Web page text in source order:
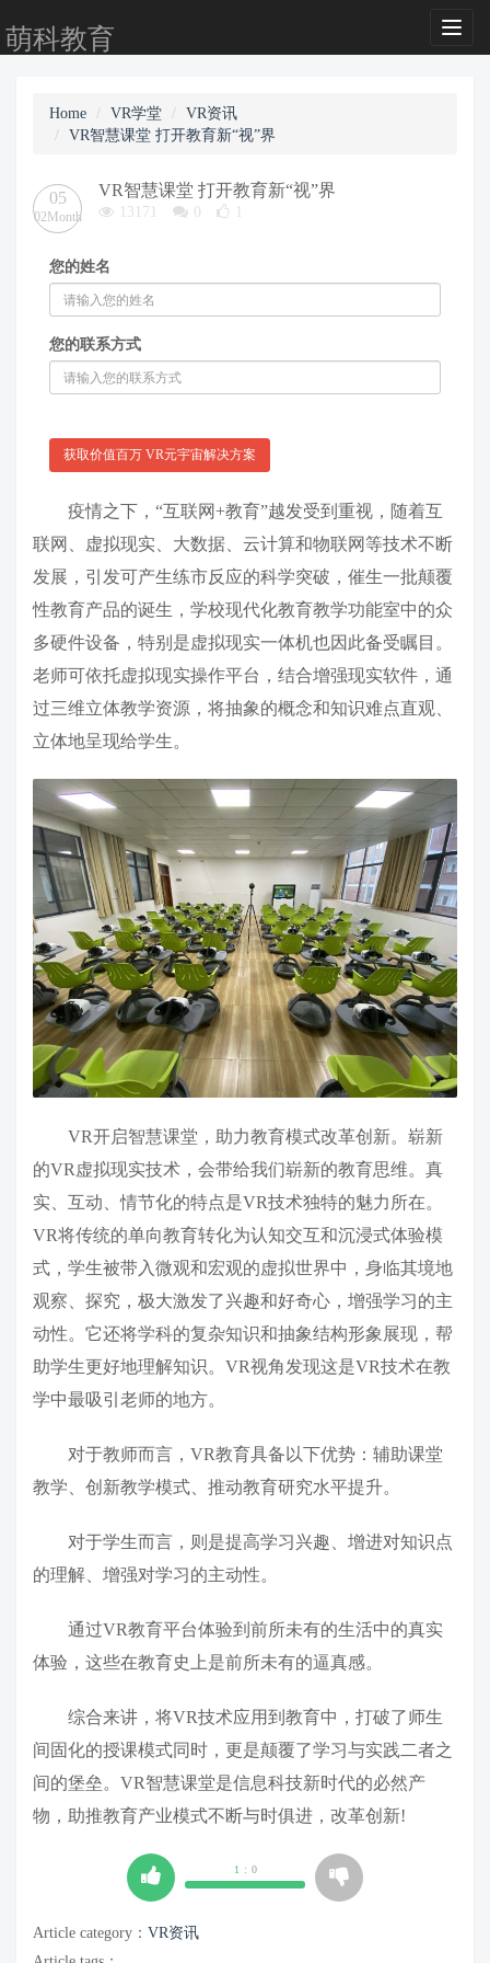
萌科教育
Home VR学堂
VR资讯
VR智慧课堂 打开教育新“视”界
05
02Month
VR智慧课堂 打开教育新“视”界
13171 0
您的姓名
您的联系方式
获取价值百万 VR元宇宙解决方案
疫情之下，“互联网+教育”越发受到重视，随着互
联网、虚拟现实、大数据、云计算和物联网等技术不断
发展，引发可产生练市反应的科学突破，催生一批颠覆
性教育产品的诞生，学校现代化教育教学功能室中的众
多硬件设备，特别是虚拟现实一体机也因此备受瞩目。
老师可依托虚拟现实操作平台，结合增强现实软件，通
过三维立体教学资源，将抽象的概念和知识难点直观、
立体地呈现给学生。
VR开启智慧课堂，助力教育模式改革创新。崭新
的VR虚拟现实技术，会带给我们崭新的教育思维。真
实、互动、情节化的特点是VR技术独特的魅力所在。
VR将传统的单向教育转化为认知交互和沉浸式体验模
式，学生被带入微观和宏观的虚拟世界中，身临其境地
观察、探究，极大激发了兴趣和好奇心，增强学习的主
动性。它还将学科的复杂知识和抽象结构形象展现，帮
助学生更好地理解知识。VR视角发现这是VR技术在教
学中最吸引老师的地方。
对于教师而言，VR教育具备以下优势：辅助课堂
教学、创新教学模式、推动教育研究水平提升。
对于学生而言，则是提高学习兴趣、增进对知识点
的理解、增强对学习的主动性。
通过VR教育平台体验到前所未有的生活中的真实
体验，这些在教育史上是前所未有的逼真感。
综合来讲，将VR技术应用到教育中，打破了师生
间固化的授课模式同时，更是颠覆了学习与实践二者之
间的堡垒。VR智慧课堂是信息科技新时代的必然产
物，助推教育产业模式不断与时俱进，改革创新!
1 : 0
Article category： VR资讯